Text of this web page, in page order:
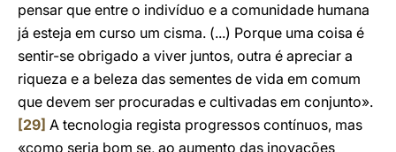
pensar que entre o indivíduo e a comunidade humana
já esteja em curso um cisma. (...) Porque uma coisa é
sentir-se obrigado a viver juntos, outra é apreciar a
riqueza e a beleza das sementes de vida em comum
que devem ser procuradas e cultivadas em conjunto».
[29] A tecnologia regista progressos contínuos, mas
«como seria bom se, ao aumento das inovações